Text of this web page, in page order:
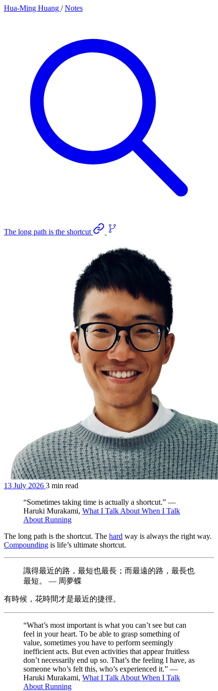
Hua-Ming Huang / Notes
The long path is the shortcut
13 July 2026 3 min read
“Sometimes taking time is actually a shortcut.” —
Haruki Murakami, What I Talk About When I Talk
About Running
The long path is the shortcut. The hard way is always the right way.
Compounding is life’s ultimate shortcut.
識得最近的路，最短也最長；而最遠的路，最長也
最短。 — 周夢蝶
有時候，花時間才是最近的捷徑。
“What’s most important is what you can’t see but can
feel in your heart. To be able to grasp something of
value, sometimes you have to perform seemingly
inefficient acts. But even activities that appear fruitless
don’t necessarily end up so. That’s the feeling I have, as
someone who’s felt this, who’s experienced it.” —
Haruki Murakami, What I Talk About When I Talk
About Running